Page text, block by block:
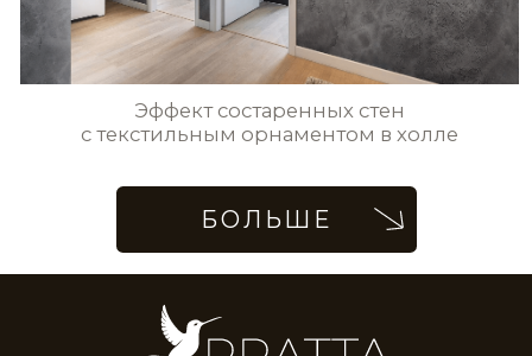
Стены в гостиной с элементами
трафаретных узоров